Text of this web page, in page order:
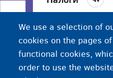
Принудительные
компаний в пользу
налогов
услуг населению
We use a selection of
cookies on the pages
functional cookies,
order to use the